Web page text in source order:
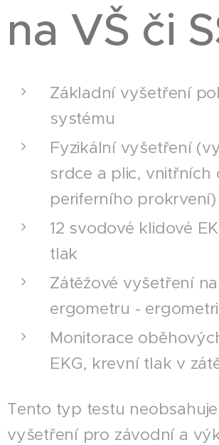
na VŠ či
Základní vyšetření
systému
Fyzikální vyšetření
srdce a plic, vnitřních
periferního prokrvení)
12 svodové klidové
tlak
Zátěžové vyšetření
ergometru -
Monitorace
EKG, krevní tlak v
Tento typ testu
vyšetření pro závodní a